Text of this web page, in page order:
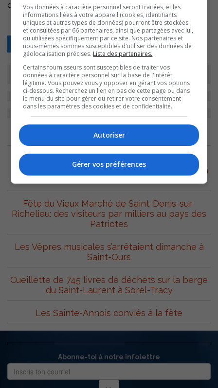
dans cette affaire.
Retour
ARCHIVES
Festival western de Saint-Robert de mercredi à
dimanche
Fête du Vieux Marché de Saint-Denis-sur-
Richelieu: des visiteurs par milliers au pays des
Patriotes
Les Vêpres musicales s’arrêtaient dimanche à
Saint-Ours
Cueillette de 745 livres de déchets sur la berge
du Saint-Laurent à Sorel-Tracy
Les Sainte-Annois conviés à la fête
Abonne-toi à notre infolettre
Vos données à caractère personnel seront traitées, et les
informations liées à votre appareil (cookies, identifiants
uniques et autres types de données) pourront être stockées
et consultées par 66 partenaires, ainsi que partagées avec lui,
ou utilisées spécifiquement par ce site. Nos partenaires et
nous-mêmes sommes susceptibles d'utiliser des données de
géolocalisation précises. Liste des partenaires.
Certains fournisseurs sont susceptibles de traiter vos
données à caractère personnel sur la base de l'intérêt
légitime. Vous pouvez vous y opposer en gérant vos options
ci-dessous. Recherchez un lien en bas de cette page ou dans
le menu du site pour gérer ou retirer votre consentement
dans les paramètres des cookies et de confidentialité.
Autoriser
Gérer vos préférences